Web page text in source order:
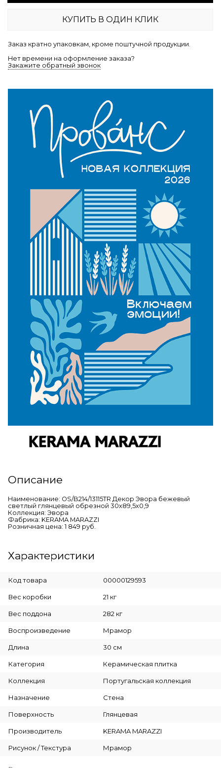
КУПИТЬ В ОДИН КЛИК
Заказ кратно упаковкам, кроме поштучной продукции.
Нет времени на оформление заказа?
Закажите обратный звонок
Описание
Наименование: OS/B214/13115TR Декор Эвора бежевый
светлый глянцевый обрезной 30x89,5x0,9
Коллекция: Эвора
Фабрика: KERAMA MARAZZI
Розничная цена: 1 849 руб.
Характеристики
Код товара 00000129593
Вес коробки 21 кг
Вес поддона 282 кг
Воспроизведение Мрамор
Длина 30 см
Категория Керамическая плитка
Коллекция Португальская коллекция
Назначение Стена
Поверхность Глянцевая
Производитель KERAMA MARAZZI
Рисунок / Текстура Мрамор